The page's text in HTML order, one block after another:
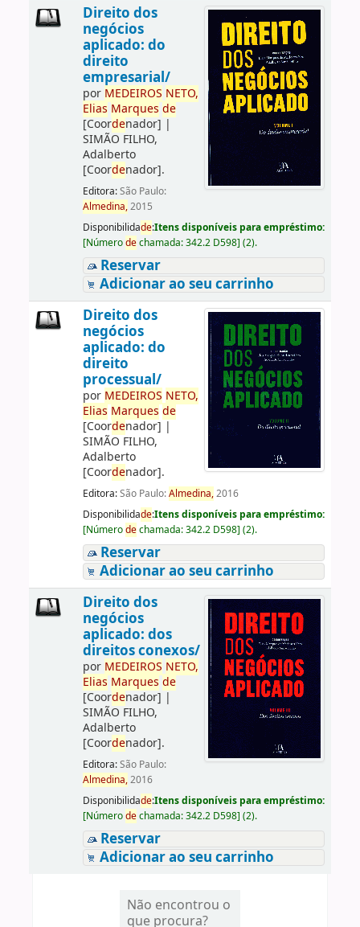
Direito dos
negócios
aplicado: do
direito
empresarial/
por MEDEIROS NETO,
Elias Marques de
[Coordenador] |
SIMÃO FILHO,
Adalberto
[Coordenador].
Editora:São Paulo:
Almedina,2015
Disponibilidade:Itens disponíveis para empréstimo:
[Númerodechamada:342.2 D598] (2).
Reservar
Adicionar ao seu carrinho
Direito dos
negócios
aplicado: do
direito
processual/
por MEDEIROS NETO,
Elias Marques de
[Coordenador] |
SIMÃO FILHO,
Adalberto
[Coordenador].
Editora:São Paulo:Almedina,2016
Disponibilidade:Itens disponíveis para empréstimo:
[Númerodechamada:342.2 D598] (2).
Reservar
Adicionar ao seu carrinho
Direito dos
negócios
aplicado: dos
direitos conexos/
por MEDEIROS NETO,
Elias Marques de
[Coordenador] |
SIMÃO FILHO,
Adalberto
[Coordenador].
Editora:São Paulo:
Almedina,2016
Disponibilidade:Itens disponíveis para empréstimo:
[Númerodechamada:342.2 D598] (2).
Reservar
Adicionar ao seu carrinho
Não encontrou o
que procura?